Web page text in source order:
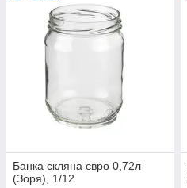
Банка скляна євро 0,72л
(Зоря), 1/12